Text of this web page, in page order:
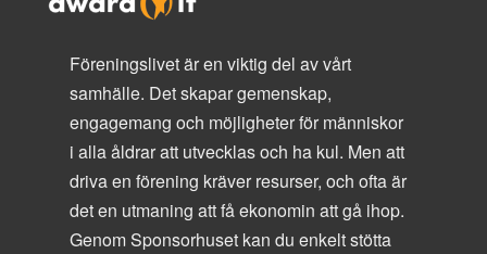
Föreningslivet är en viktig del av vårt
samhälle. Det skapar gemenskap,
engagemang och möjligheter för människor
i alla åldrar att utvecklas och ha kul. Men att
driva en förening kräver resurser, och ofta är
det en utmaning att få ekonomin att gå ihop.
Genom Sponsorhuset kan du enkelt stötta